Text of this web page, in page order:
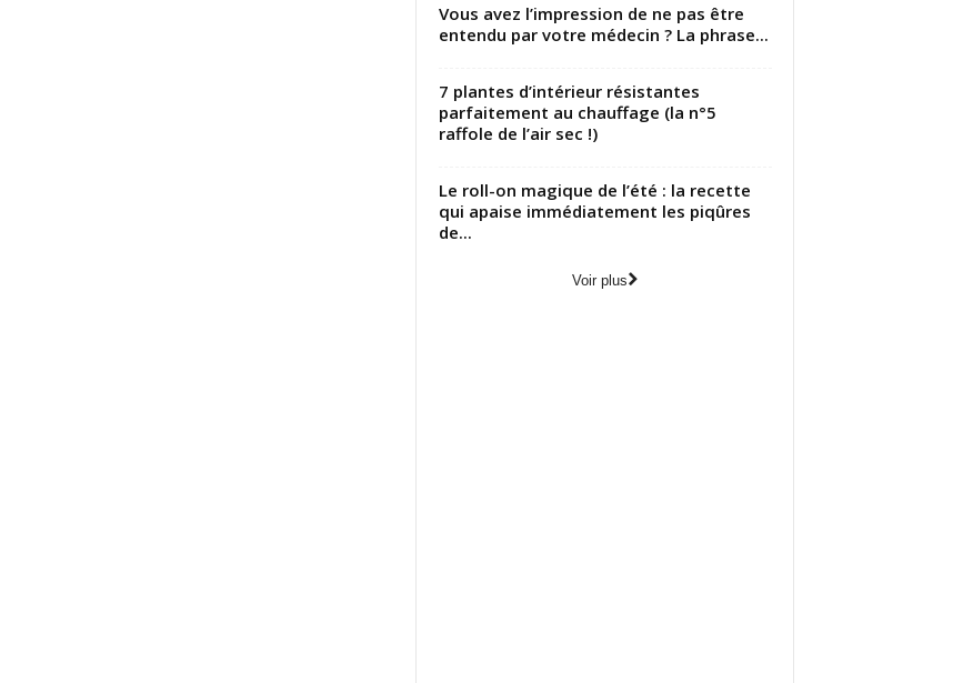
Vous avez l’impression de ne pas être
entendu par votre médecin ? La phrase...
7 plantes d’intérieur résistantes
parfaitement au chauffage (la n°5
raffole de l’air sec !)
Le roll-on magique de l’été : la recette
qui apaise immédiatement les piqûres
de...
Voir plus